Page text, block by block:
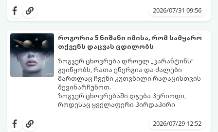
ზოდიაქოს 4 ნიშანს ფინანსური წარმატების
შორის, ვისაც აგვისტოში ფინანსური
2026/07/31 09:56
როგორია 5 ნიშანი იმისა, რომ სამყარო
თქვენს დაცვას ცდილობს
ზოგჯერ ცხოვრება დროულ „კარანტინს“
გვიწყობს, რათა ენერგია და ძალები
მართლაც ჩვენი კუთვნილი რაღაცისთვის
შევინარჩუნოთ.
ზოგჯერ ცხოვრებაში დგება პერიოდი,
როდესაც ყველაფერი პირდაპირი
იშლება მნიშვნელოვანი გარიგებები,
2026/07/29 12:52